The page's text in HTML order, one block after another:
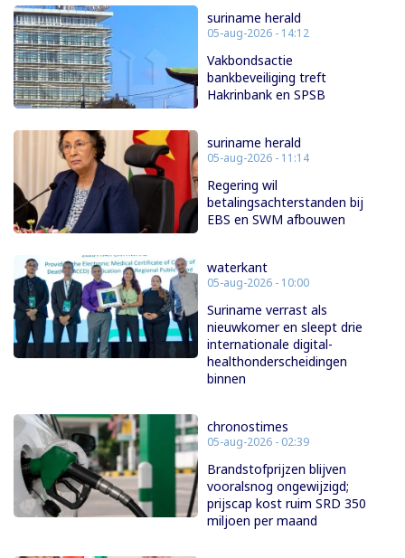
suriname herald
05-aug-2026 - 14:12
Vakbondsactie
bankbeveiliging treft
Hakrinbank en SPSB
suriname herald
05-aug-2026 - 11:14
Regering wil
betalingsachterstanden bij
EBS en SWM afbouwen
waterkant
05-aug-2026 - 10:00
Suriname verrast als
nieuwkomer en sleept drie
internationale digital-
healthonderscheidingen
binnen
chronostimes
05-aug-2026 - 02:39
Brandstofprijzen blijven
vooralsnog ongewijzigd;
prijscap kost ruim SRD 350
miljoen per maand